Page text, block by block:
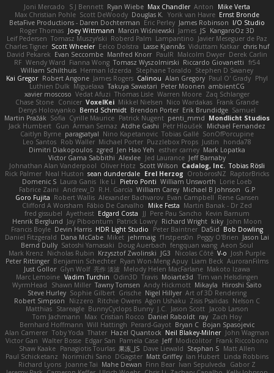
Joni Mercado S J Bennett Ryan Wiebe Max Chandler Anton
Mike Verta
Max Christian Pohle Scott DeWoody Douglas K. Yorik van Havre Ernst Bronde
BetaFive Productions - Daren Dochterman Eric Perley James Robinson I/O Studio
Roger Thomas Joey Wittmann Marcin Wiśniewski James JS KangaroOz 3D
Leif Pedersen Tomasz Muszyński Roberd Palm Lampantino Javier Meseguer de Paz
Charles Tigner Scott Wheeler Eelco Dolstra Lasse Kjønnås Viduttam Katkar chris huf
David Pekarek Evan Seccombe Manfred Knorr PaulR Malcolm Dwyer Derek Carlin
RF Wendy Ward Fianna Wong Tomasz Wyszolmirski Riccardo Giovanetti fr54
William Schilthuis Herman Idzerda Stephane Toraldo Stephen D Swaney
Kai Gregor Robert Angone James Rogers Calinou Alan Gregory Paul O' Grady Phyl
Luthien Dulk Miguelaxa Takuya Sawatari Peter Moonen ambientCG
xavier moscoso Vedat Afuzi Thomas Lisle Warren Moore Zaq Schlanger
Chase Stone Conicer VoxelKei Mikkel Nielsen Nico Wardakas Frank Grande
Denys Holovyanko Bernd Schmidt Brendon Porter Erik Brundidge Samuel
Martin Pražák Sofia Cyrille Maurice Patrick Nugent penti_mmd Mondlicht Studios
Jack Humbert Gun Arman Sernaz Atdhe Gashi Petr Hloušek
Michael Fernandez
Caitlyn Byrne paragsatyal Nino Kapetanovic Tobias Gallé SonOfPorcupine
Leo Santos Rob Waller Michael Porter Puzzlebox Props Justin
honda78
Dimitri Diakopoulos zgred Jen Hao Yeh esther carney Mark Lopatka
Victor Gama Sabbithi Alexlee Jed Laurance Jeff Barnaby
Johnathan Alan Vanderpool Oliver Hotz Scott Wilson Cadalog, Inc. Tobias Rösli
Rick Palmer Neal Huston sean dunderdale Erel Herzog OroborosNZ RaptorBricks
Domenic S Laura Ganis Ike Li Pietro Ponti William Unsworth Lorie Loeb
Fabrice Zaini Andrew_D R.H. García William Carey Michael B Johnson
G.P
Goro Fujita Robert Wallis Alexander Bachvarov Evan Campbell Rene Gansen
Clifford A Worsham Fábio De Carvalho Mike Festa Martin Banak - Dr Zed
fred gissubel Ayetheist Edgard Costa JJ Pere Pau Sancho Kevin Barnum
Henrik Berglund Jay Piboontum Patrick Lowry Richard Wright kiky John Moon
Francis Boyle Devin Harris HDR Light Studio Peter Baintner Da5id Bob Dowling
Daniel Fitzgerald Dana McCabe Miket jehrmaig f1rstpers0n Peggy O'Brien Jason Lai
Bernd Dully Satoshi Yamasaki Doug Auerbach fengquan wang Aeon Soul
Mark Krenz Nicholas Rubin Krzysztof Zwolinski JG3 Nicolas Côté V-o Josh Purple
Peter Rittinger Benjamin Schechter Ryan Won-Meng Apuy Liam Beck AuroranFilms
Just Gollor Glyn Wolf 亮作 淡波 Melody Helen MacFarlane Makoto Izawa
Marc Lemoine Vadim Turchin Odin3D Travis Moiarte3d Tim van Helsdingen
WyrmHead
Shawn Miller Tawny Tomsen Andy Hickmott Mikayla
Hiroshi Saito
Steve Hurley Sophie Gilbert Grische Nigel Hillyer Art of 3D Rendering
Robert Simpson
Nizzero Ritchie Owens Agon Ushaku Zisis Psalidas Nelson C
Matthias Stareagle BunnyCyclops Bunny J.C. Jason Scott Jacob Larson
Tom Jachmann
Max Cristian Rocco Daniel Raboldt ray Zach Hoy
Bernhard Hoffmann Will Hattingh Perard-Gayot Bryan C Bojan Spasojevic
Alan Camerer Toby Yoda Thater Hazel Quantock Neil Blakey-Milner John Wagman
Victor Gan Walter Bosse Edgar San Pamela Case Jeff Modicolitor Frank Riccobono
Shaw Kaake Panagiotis Tourlas 果冻_JS Dave Liewald Stephan S Matt Allen
Paul Schicketanz
Norimichi Sano DGagster Matt Griffey Ian Hubert Linda Robbins
Richard Lyons Joanne Tai Mahe Dewan Finn Bear Ivan Sepulveda
Gabor Z